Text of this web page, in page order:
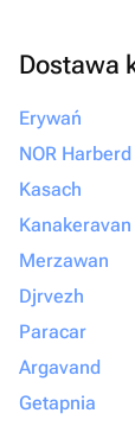
Dostawa
Erywań
NOR Harberd
Kasach
Kanakeravan
Merzawan
Djrvezh
Paracar
Argavand
Getapnia